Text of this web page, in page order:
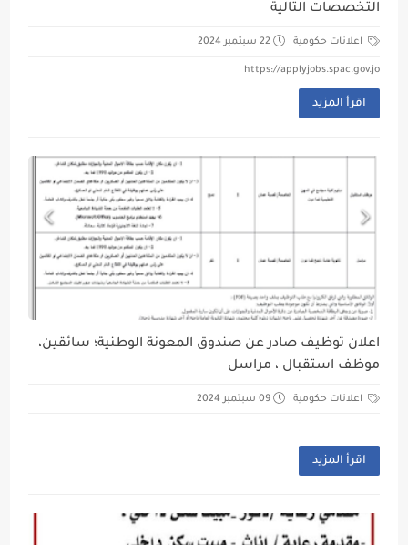
التخصصات التالية
اعلانات حكومية 22 سبتمبر 2024
https://applyjobs.spac.gov.jo
اقرأ المزيد
اعلان توظيف صادر عن صندوق المعونة الوطنية؛ سائقين،
موظف استقبال ، مراسل
اعلانات حكومية 09 سبتمبر 2024
اقرأ المزيد